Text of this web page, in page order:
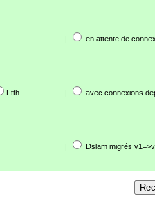
| en attente de
Ftth | avec connexions
| Dslam migrés